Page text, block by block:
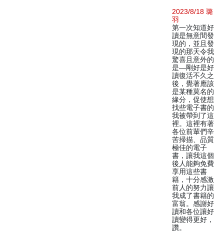
2023/8/18 璐
羽
第一次知道好
讀是無意間發
現的，並且發
現的那天令我
驚喜且意外的
是—剛好是好
讀復活不久之
後，覺著應該
是某種莫名的
緣分，促使想
找些電子書的
我被帶到了這
裡。這裡有著
各位前輩們辛
苦掃描、品質
極佳的電子
書，讓我這個
後人能夠免費
享用這些書
籍，十分感激
前人的努力讓
我成了書籍的
富翁。感謝好
讀和各位讓好
讀變得更好，
讚。